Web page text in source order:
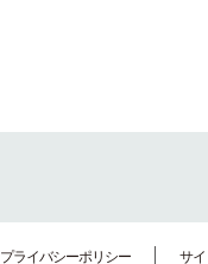
プライバシーポリシー サ